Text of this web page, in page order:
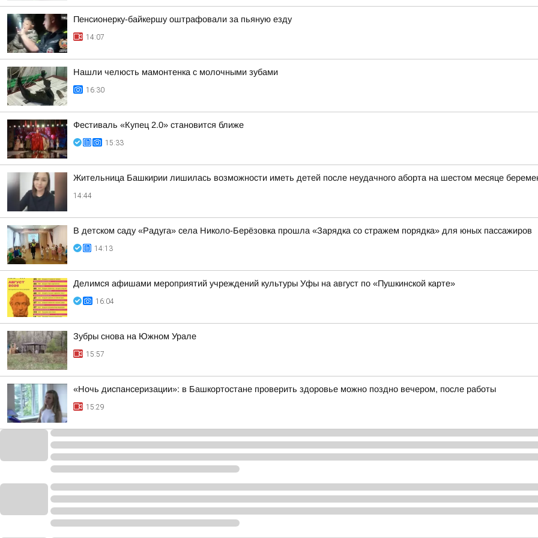
Пенсионерку-байкершу оштрафовали за пьяную езду
14:07
Нашли челюсть мамонтенка с молочными зубами
16:30
Фестиваль «Купец 2.0» становится ближе
15:33
Жительница Башкирии лишилась возможности иметь детей после неудачного аборта на шестом месяце
14:44
В детском саду «Радуга» села Николо-Берёзовка прошла «Зарядка со стражем порядка» для юных пассажиров
14:13
Делимся афишами мероприятий учреждений культуры Уфы на август по «Пушкинской карте»
16:04
Зубры снова на Южном Урале
15:57
«Ночь диспансеризации»: в Башкортостане проверить здоровье можно поздно вечером, после работы
15:29